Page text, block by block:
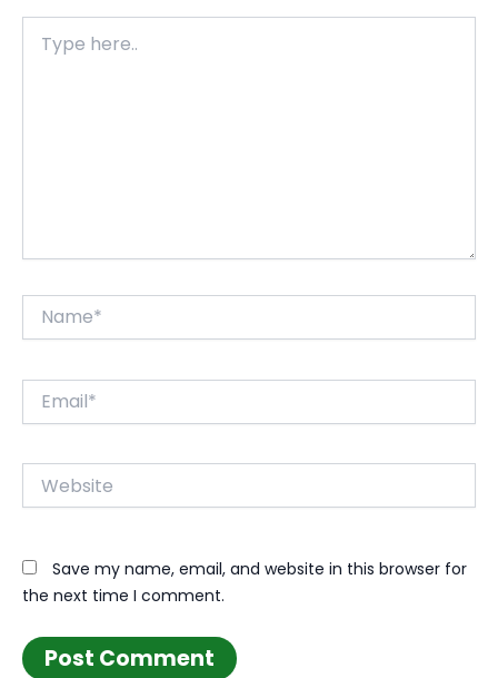
here..
Website
Save my name, email, and website in this browser for
the next time I comment.